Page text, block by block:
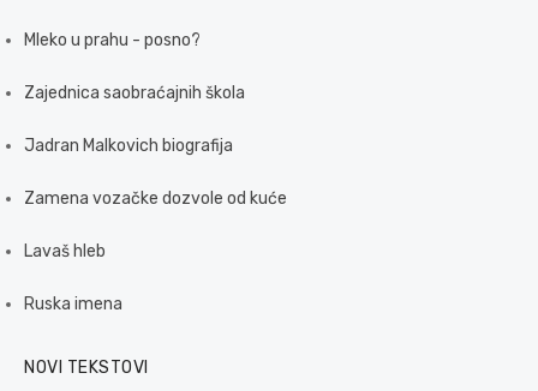
Mleko u prahu - posno?
Zajednica saobraćajnih škola
Jadran Malkovich biografija
Zamena vozačke dozvole od kuće
Lavaš hleb
Ruska imena
NOVI TEKSTOVI